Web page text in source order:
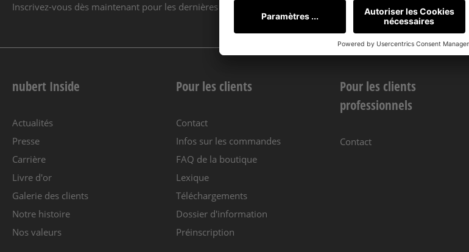
Inscrivez-vous dès maintenant pour les dernières nouvelles et offres !
nubert Inside
Actualités
Presse
Carrière
Livre d'or
Galerie des clients
Notre histoire
Nos valeurs
Pour les clients
Contact
Infos sur les commandes
FAQ de la boutique
Lexique
Téléchargements
Dossier d'information
Préinscription
Pour les clients
professionnels
Contact